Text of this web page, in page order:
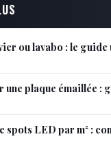
ou lavabo : le
une plaque émaillée :
spots LED par m² :